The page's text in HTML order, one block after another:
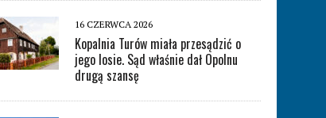
16 CZERWCA 2026
Kopalnia Turów miała przesądzić o
jego losie. Sąd właśnie dał Opolnu
drugą szansę